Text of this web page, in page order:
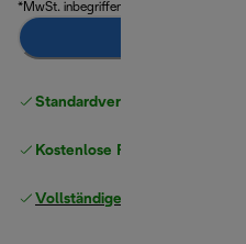
*MwSt. inbegriffen
Standardversand kostenlos
Kostenlose Rücksendungen
Vollständige Herstellergarantie